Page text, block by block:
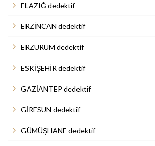
ELAZIĞ dedektif
ERZİNCAN dedektif
ERZURUM dedektif
ESKİŞEHİR dedektif
GAZİANTEP dedektif
GİRESUN dedektif
GÜMÜŞHANE dedektif